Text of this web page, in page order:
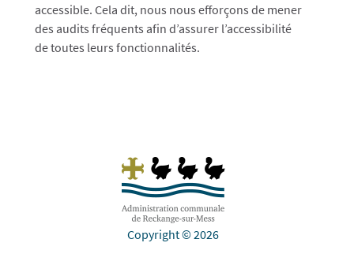
accessible. Cela dit, nous nous efforçons de mener
des audits fréquents afin d’assurer l’accessibilité
de toutes leurs fonctionnalités.
Copyright © 2026